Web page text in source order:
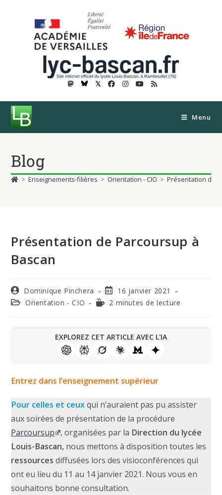
𝕏
Menu
Blog
> Enseignements-filières > Orientation - CIO > Présentation de
Présentation de Parcoursup à
Bascan
Dominique Pinchera
16 janvier 2021
Orientation - CIO
2 minutes de lecture
EXPLOREZ CET ARTICLE AVEC L'IA
Entrez dans l’enseignement supérieur
Pour celles et ceuxqui n’auraient pas pu assister
aux soirées de présentation de la procédure
Parcoursup
, organisées par la Direction du lycée
Louis-Bascan, nous mettons à disposition toutes les
ressources diffusées lors des visioconférences qui
ont eu lieu du 11 au 14 janvier 2021. Nous vous en
souhaitons bonne consultation.